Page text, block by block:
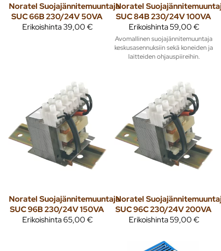
Noratel Suojajännitemuuntaja
SUC 66B 230/24V 50VA
Erikoishinta39,00 €
Noratel
SUC 84B 230/24V 100VA
Erikoishinta59,00 €
Avomallinen suojajännitemuuntaja
keskusasennuksiin sekä koneiden ja
laitteiden ohjauspiireihin.
Noratel Suojajännitemuuntaja
SUC 96B 230/24V 150VA
Erikoishinta65,00 €
Noratel
SUC 96C 230/24V 200VA
Erikoishinta59,00 €